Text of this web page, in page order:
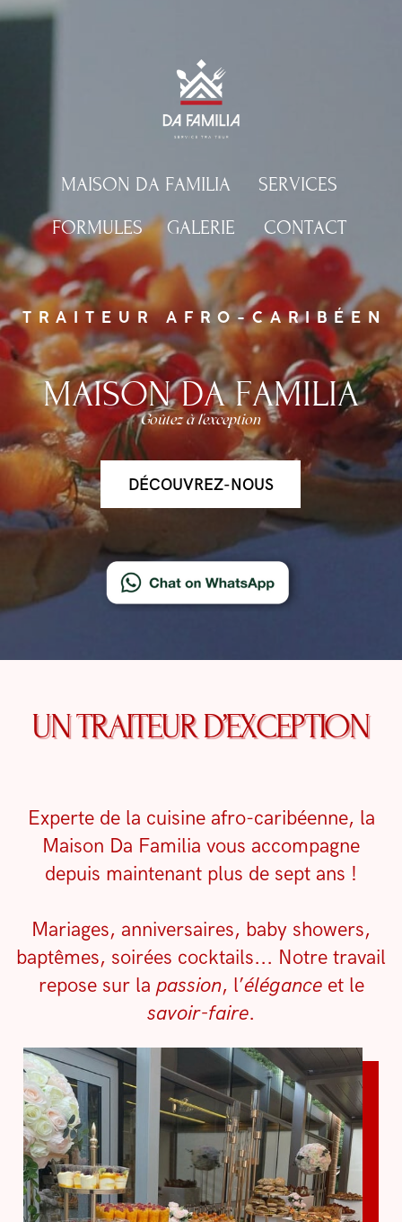
MAISON DA FAMILIA
SERVICES
FORMULES
GALERIE CONTACT
TRAITEUR AFRO-CARIBÉEN
MAISON DA FAMILIA
Goûtez à l'exception
DÉCOUVREZ-NOUS
UN TRAITEUR D’EXCEPTION
Experte de la cuisine afro-caribéenne, la
Maison Da Familia vous accompagne
depuis maintenant plus de sept ans !
Mariages, anniversaires, baby showers,
baptêmes, soirées cocktails... Notre travail
repose sur la passion, l’éléganceet le
savoir-faire.